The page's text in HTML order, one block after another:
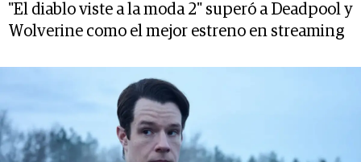
"El diablo viste a la moda 2" superó a Deadpool y
Wolverine como el mejor estreno en streaming